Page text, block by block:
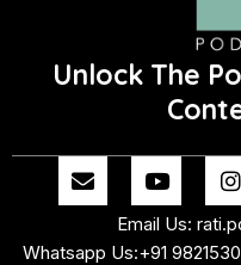
Unlock The
E
n
v
l
Y
o
u
t
u
I
n
s
t
a
Email Us:
Whatsapp Us:+91